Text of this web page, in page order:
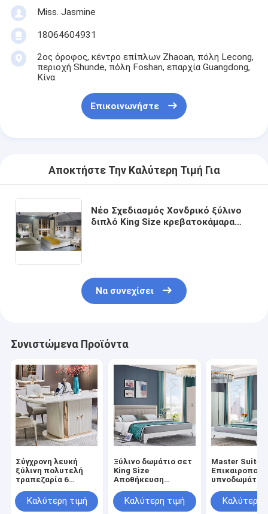
Miss. Jasmine
18064604931
2ος όροφος, κέντρο επίπλων Zhaoan, πόλη Lecong,
περιοχή Shunde, πόλη Foshan, επαρχία Guangdong,
Κίνα
Επικοινωνήστε
Αποκτήστε Την Καλύτερη Τιμή Για
Νέο Σχεδιασμός Χονδρικό ξύλινο
διπλό King Size κρεβατοκάμαρα
Να συνεχίσει
Συνιστώμενα Προϊόντα
Σύγχρονη λευκή
ξύλινη πολυτελή
τραπεζαρία 6
έπιπλα για το σπίτι
αποθήκευση μεγάλο
Καλύτερη τιμή
Ξύλινο δωμάτιο σετ
King Size
Αποθήκευση
άνετη υψηλής
ποιότητας μοντέρνα
Καλύτερη τιμή
Master Suite
υπνοδωμάτια
αποθήκευση
μινιμαλιστική
Καλύτερη